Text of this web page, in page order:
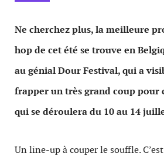
Ne cherchez plus, la meilleure
hop de cet été se trouve en
au génial Dour Festival, qui a
frapper un très grand coup pour
qui se déroulera du 10 au 14
Un line-up à couper le souffle.